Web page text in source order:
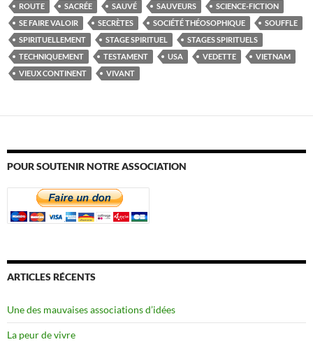
ROUTE
SACRÉE SAUVÉ SAUVEURS
SCIENCE-FICTION
SE FAIRE VALOIR
SECRÈTES SOCIÉTÉ THÉOSOPHIQUE
SOUFFLE
SPIRITUELLEMENT
STAGE SPIRITUEL
STAGES SPIRITUELS
TECHNIQUEMENT
TESTAMENT USA VEDETTE
VIETNAM
VIEUX CONTINENT
VIVANT
POUR SOUTENIR NOTRE ASSOCIATION
ARTICLES RÉCENTS
Une des mauvaises associations d’idées
La peur de vivre